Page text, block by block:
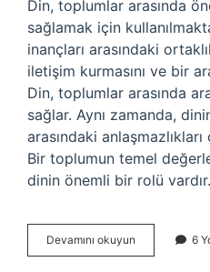
Din, toplumlar arasında
sağlamak için
inançları arasındaki
iletişim kurmasını ve bir
Din, toplumlar arasında
sağlar. Aynı zamanda,
arasındaki
Bir toplumun temel
dinin önemli bir rolü
Devamını okuyun
nedir
6